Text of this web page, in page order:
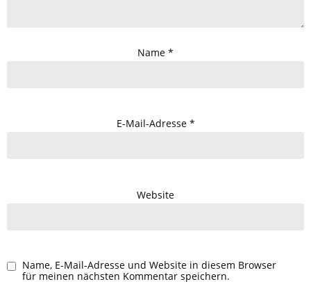
Name *
E-Mail-Adresse *
Website
Name, E-Mail-Adresse und Website in diesem Browser
für meinen nächsten Kommentar speichern.